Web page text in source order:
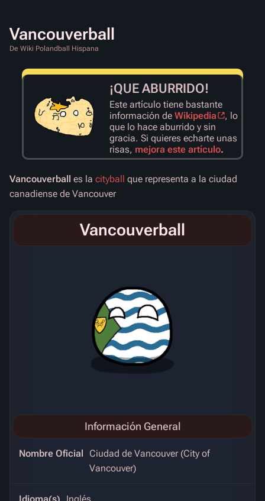
Vancouverball
De Wiki Polandball Hispana
¡QUE ABURRIDO!
Este artículo tiene bastante
información de Wikipedia
, lo
que lo hace aburrido y sin
gracia. Si quieres echarte unas
risas, mejora este artículo.
Vancouverball es la cityball que representa a la ciudad
canadiense de Vancouver
Vancouverball
Información General
Nombre Oficial
Ciudad de Vancouver (City of
Vancouver)